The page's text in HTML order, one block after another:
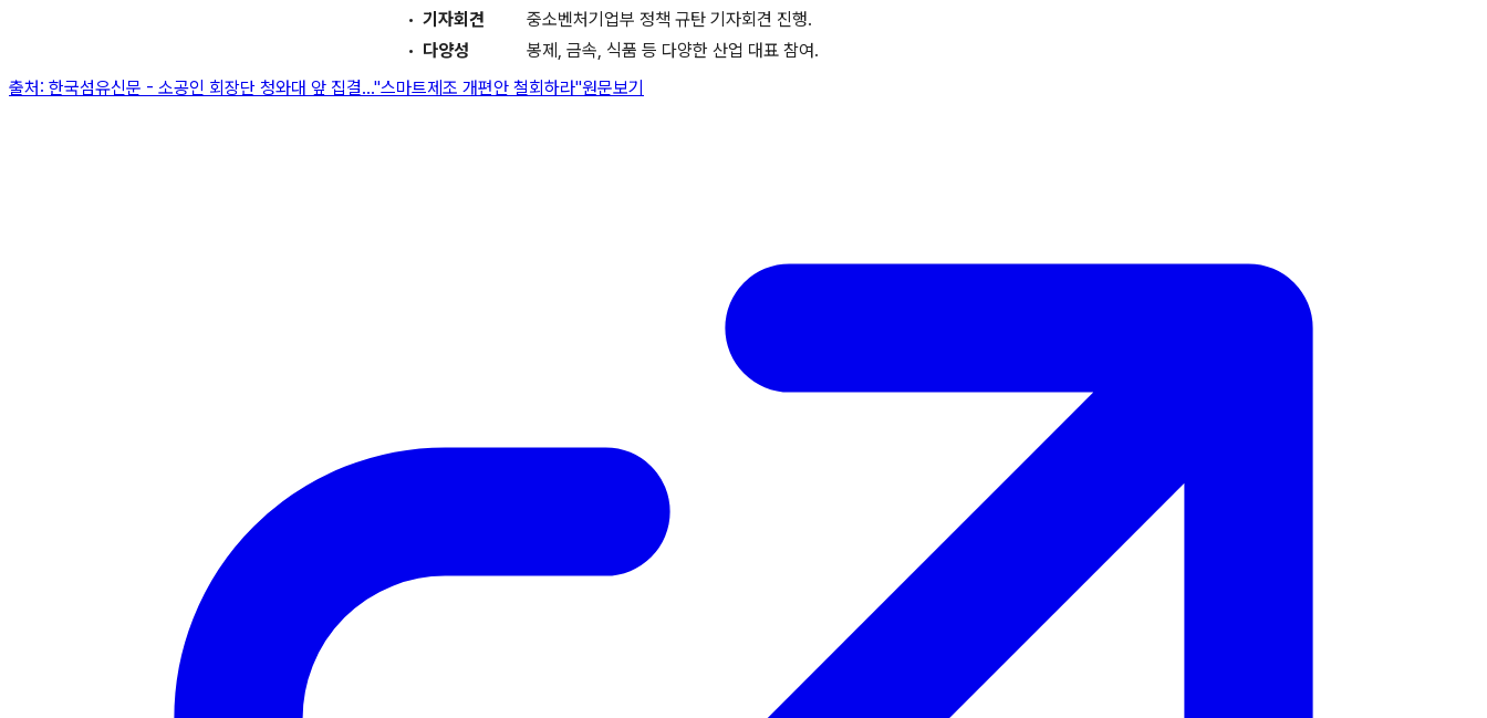
기자회견
중소벤처기업부 정책 규탄 기자회견 진행.
다양성
봉제, 금속, 식품 등 다양한 산업 대표 참여.
출처: 한국섬유신문 - 소공인 회장단 청와대 앞 집결…"스마트제조 개편안 철회하라"원문보기